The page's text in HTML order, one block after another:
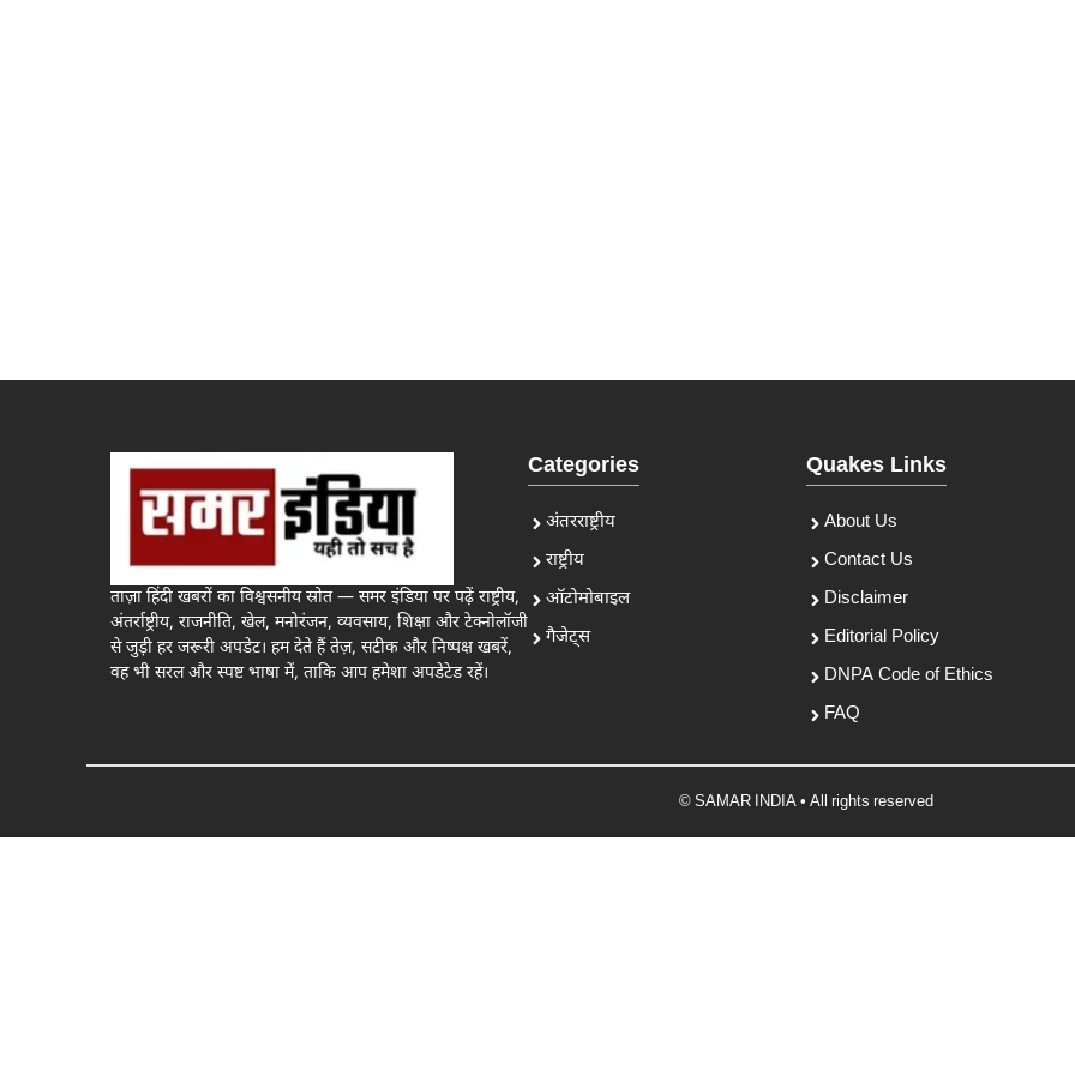
ताज़ा हिंदी खबरों का विश्वसनीय स्रोत — समर इंडिया पर पढ़ें राष्ट्रीय,
अंतर्राष्ट्रीय, राजनीति, खेल, मनोरंजन, व्यवसाय, शिक्षा और टेक्नोलॉजी
से जुड़ी हर जरूरी अपडेट। हम देते हैं तेज़, सटीक और निष्पक्ष खबरें,
वह भी सरल और स्पष्ट भाषा में, ताकि आप हमेशा अपडेटेड रहें।
Categories
अंतरराष्ट्रीय
राष्ट्रीय
ऑटोमोबाइल
गैजेट्स
Quakes Links
About Us
Contact Us
Disclaimer
Editorial Policy
DNPA Code of Ethics
FAQ
© SAMAR INDIA • All rights reserved